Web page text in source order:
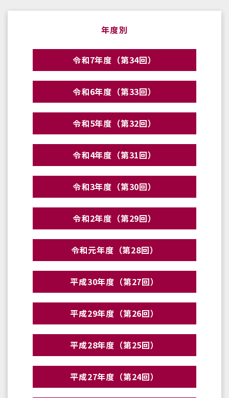
年度別
令和7年度（第34回）
令和6年度（第33回）
令和5年度（第32回）
令和4年度（第31回）
令和3年度（第30回）
令和2年度（第29回）
令和元年度（第28回）
平成30年度（第27回）
平成29年度（第26回）
平成28年度（第25回）
平成27年度（第24回）